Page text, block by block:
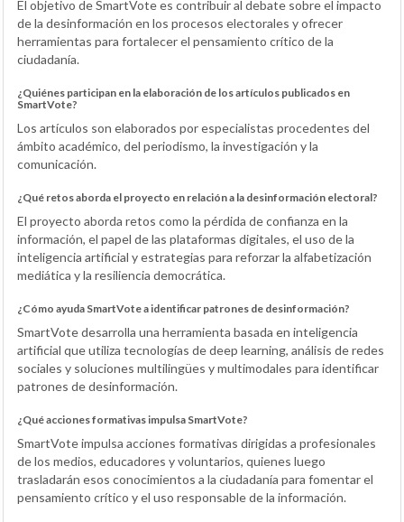
El objetivo de SmartVote es contribuir al debate sobre el impacto
de la desinformación en los procesos electorales y ofrecer
herramientas para fortalecer el pensamiento crítico de la
ciudadanía.
¿Quiénes participan en la elaboración de los artículos publicados en
SmartVote?
Los artículos son elaborados por especialistas procedentes del
ámbito académico, del periodismo, la investigación y la
comunicación.
¿Qué retos aborda el proyecto en relación a la desinformación electoral?
El proyecto aborda retos como la pérdida de confianza en la
información, el papel de las plataformas digitales, el uso de la
inteligencia artificial y estrategias para reforzar la alfabetización
mediática y la resiliencia democrática.
¿Cómo ayuda SmartVote a identificar patrones de desinformación?
SmartVote desarrolla una herramienta basada en inteligencia
artificial que utiliza tecnologías de deep learning, análisis de redes
sociales y soluciones multilingües y multimodales para identificar
patrones de desinformación.
¿Qué acciones formativas impulsa SmartVote?
SmartVote impulsa acciones formativas dirigidas a profesionales
de los medios, educadores y voluntarios, quienes luego
trasladarán esos conocimientos a la ciudadanía para fomentar el
pensamiento crítico y el uso responsable de la información.